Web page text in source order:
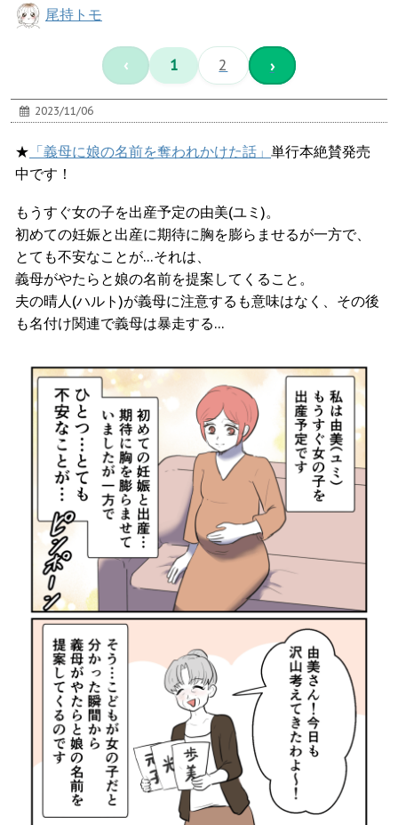
尾持トモ
‹ 1 2 ›
2023/11/06
★ 「義母に娘の名前を奪われかけた話」 単行本絶賛発売
中です！
もうすぐ女の子を出産予定の由美(ユミ)。
初めての妊娠と出産に期待に胸を膨らませるが一方で、
とても不安なことが…それは、
義母がやたらと娘の名前を提案してくること。
夫の晴人(ハルト)が義母に注意するも意味はなく、その後
も名付け関連で義母は暴走する…